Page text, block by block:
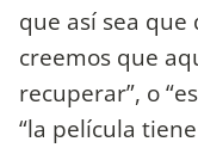
que así sea
creemos que
recuperar”, o
“la película